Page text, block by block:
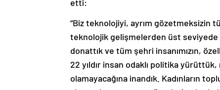
teknolojik gelişmelerden üst
donattık ve tüm şehri insanımızın,
22 yıldır insan odaklı politika
olamayacağına inandık. Kadınların
alması, karar verme süreçlerine